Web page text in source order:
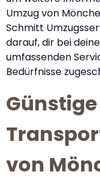
Umzug von
Schmitt
darauf, dir bei
umfassenden
Bedürfnisse
Günstige
von